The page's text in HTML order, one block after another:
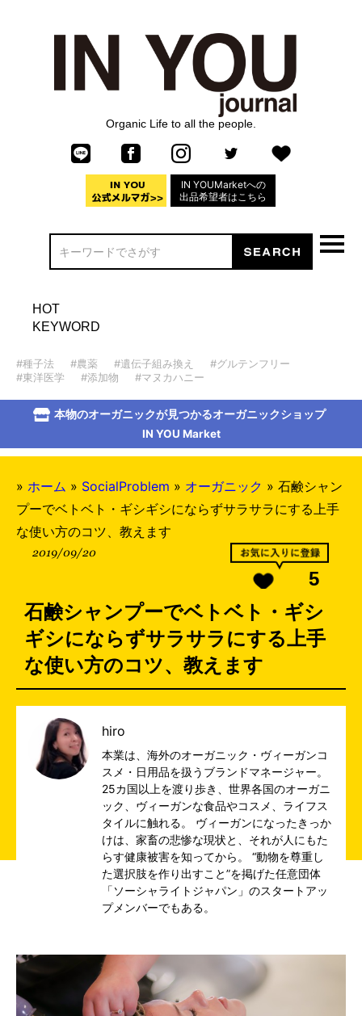
Organic Life to all the people.
IN YOUMarketへの
出品希望者はこちら
HOT
KEYWORD
#種子法 #農薬 #遺伝子組み換え
#グルテンフリー
#東洋医学
#添加物 #マヌカハニー
本物のオーガニックが見つかるオーガニックショップ
IN YOU Market
» ホーム » SocialProblem » オーガニック » 石鹸シャン
プーでベトベト・ギシギシにならずサラサラにする上手
な使い方のコツ、教えます
2019/09/20
5
石鹸シャンプーでベトベト・ギシ
ギシにならずサラサラにする上手
な使い方のコツ、教えます
hiro
本業は、海外のオーガニック・ヴィーガンコ
スメ・日用品を扱うブランドマネージャー。
25カ国以上を渡り歩き、世界各国のオーガニ
ック、ヴィーガンな食品やコスメ、ライフス
タイルに触れる。 ヴィーガンになったきっか
けは、家畜の悲惨な現状と、それが人にもた
らす健康被害を知ってから。 “動物を尊重し
た選択肢を作り出すこと”を掲げた任意団体
「ソーシャライトジャパン」のスタートアッ
プメンバーでもある。